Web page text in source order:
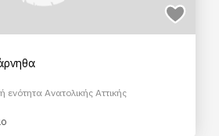
ενότητα Ανατολικής Αττικής